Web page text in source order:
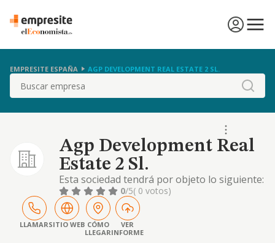
EMPRESITE ESPAÑA AGP DEVELOPMENT REAL ESTATE 2 SL.
Buscar
Agp Development Real
Estate 2 Sl.
Esta sociedad tendrá por objeto lo siguiente:
la titularidad y explotación de toda clase de
concesiones y derechos de superficie y la
ejecución de contratos de obras que puedan
adjudicar las administraciones públicas. la
gestión de cooperativas de viviendas en sus
0/5( 0 votos)
LLAMARSITIO WEB CÓMO
LLEGAR
VER
INFORME